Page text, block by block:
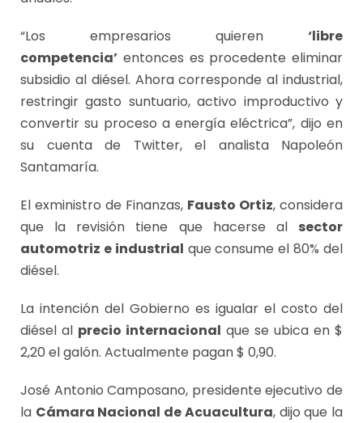
“Los empresarios quieren ‘libre
competencia’ entonces es procedente eliminar
subsidio al diésel. Ahora corresponde al industrial,
restringir gasto suntuario, activo improductivo y
convertir su proceso a energía eléctrica”, dijo en
su cuenta de Twitter, el analista Napoleón
Santamaría.
El exministro de Finanzas, Fausto Ortiz, considera
que la revisión tiene que hacerse al sector
automotriz e industrial que consume el 80% del
diésel.
La intención del Gobierno es igualar el costo del
diésel al precio internacional que se ubica en $
2,20 el galón. Actualmente pagan $ 0,90.
José Antonio Camposano, presidente ejecutivo de
la Cámara Nacional de Acuacultura, dijo que la